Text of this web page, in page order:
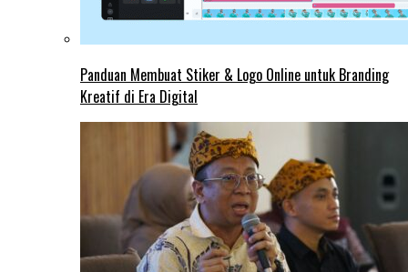
Panduan Membuat Stiker & Logo Online untuk Branding
Kreatif di Era Digital